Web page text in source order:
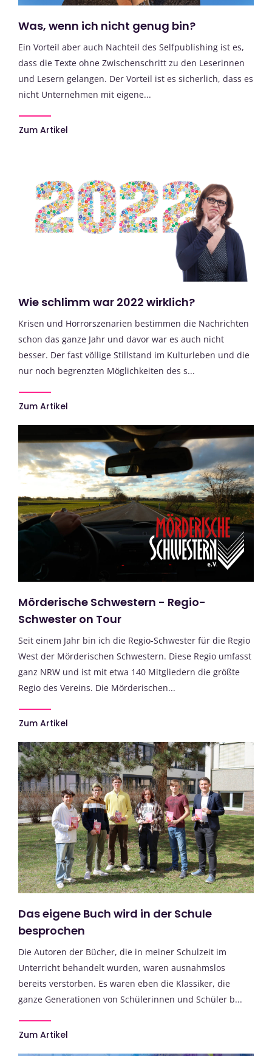
Was, wenn ich nicht genug bin?
Ein Vorteil aber auch Nachteil des Selfpublishing ist es,
dass die Texte ohne Zwischenschritt zu den Leserinnen
und Lesern gelangen. Der Vorteil ist es sicherlich, dass es
nicht Unternehmen mit eigene...
Zum Artikel
Wie schlimm war 2022 wirklich?
Krisen und Horrorszenarien bestimmen die Nachrichten
schon das ganze Jahr und davor war es auch nicht
besser. Der fast völlige Stillstand im Kulturleben und die
nur noch begrenzten Möglichkeiten des s...
Zum Artikel
Mörderische Schwestern - Regio-
Schwester on Tour
Seit einem Jahr bin ich die Regio-Schwester für die Regio
West der Mörderischen Schwestern. Diese Regio umfasst
ganz NRW und ist mit etwa 140 Mitgliedern die größte
Regio des Vereins. Die Mörderischen...
Zum Artikel
Das eigene Buch wird in der Schule
besprochen
Die Autoren der Bücher, die in meiner Schulzeit im
Unterricht behandelt wurden, waren ausnahmslos
bereits verstorben. Es waren eben die Klassiker, die
ganze Generationen von Schülerinnen und Schüler b...
Zum Artikel